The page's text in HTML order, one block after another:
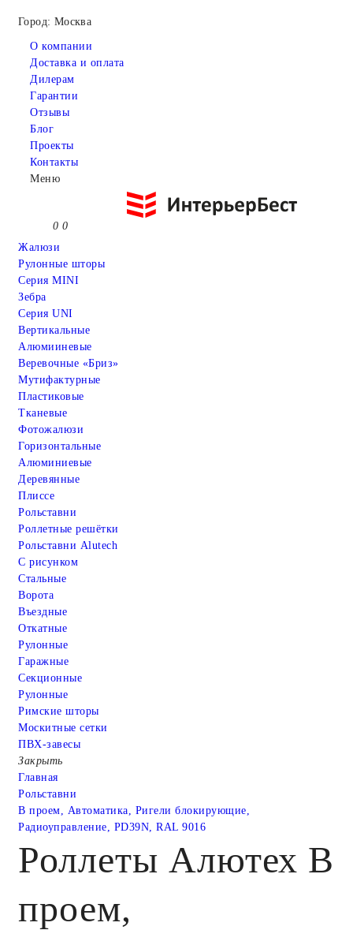
Город: Москва
О компании
Доставка и оплата
Дилерам
Гарантии
Отзывы
Блог
Проекты
Контакты
Меню
0 0
Жалюзи
Рулонные шторы
Серия MINI
Зебра
Серия UNI
Вертикальные
Алюмииневые
Веревочные «Бриз»
Мутифактурные
Пластиковые
Тканевые
Фотожалюзи
Горизонтальные
Алюминиевые
Деревянные
Плиссе
Рольставни
Роллетные решётки
Рольставни Alutech
С рисунком
Стальные
Ворота
Въездные
Откатные
Рулонные
Гаражные
Cекционные
Рулонные
Римские шторы
Москитные сетки
ПВХ-завесы
Закрыть
Главная
Рольставни
В проем, Автоматика, Ригели блокирующие,
Радиоуправление, PD39N, RAL 9016
Роллеты Алютех В
проем,